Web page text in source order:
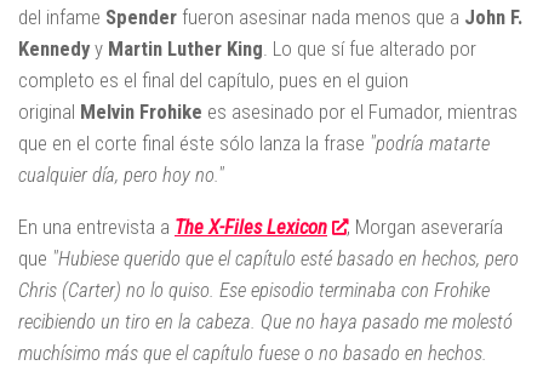
del infame Spender fueron asesinar nada menos que a John F.
Kennedy y Martin Luther King. Lo que sí fue alterado por
completo es el final del capítulo, pues en el guion
original Melvin Frohike es asesinado por el Fumador, mientras
que en el corte final éste sólo lanza la frase "podría matarte
cualquier día, pero hoy no."
En una entrevista a The X-Files Lexicon
, Morgan aseveraría
que "Hubiese querido que el capítulo esté basado en hechos, pero
Chris (Carter) no lo quiso. Ese episodio terminaba con Frohike
recibiendo un tiro en la cabeza. Que no haya pasado me molestó
muchísimo más que el capítulo fuese o no basado en hechos.